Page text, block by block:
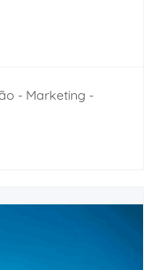
- Marketing -